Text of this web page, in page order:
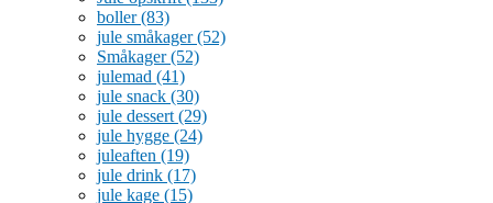
boller(83)
jule småkager(52)
Småkager(52)
julemad (41)
jule snack (30)
jule dessert (29)
jule hygge (24)
juleaften (19)
jule drink (17)
jule kage (15)